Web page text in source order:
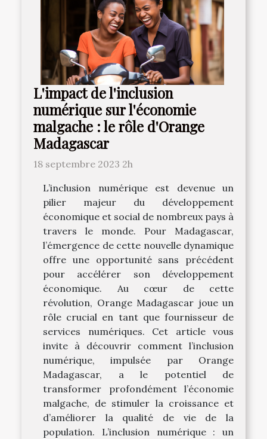
L'impact de l'inclusion
numérique sur l'économie
malgache : le rôle d'Orange
Madagascar
18 septembre 2023 2h
L’inclusion numérique est devenue un
pilier majeur du développement
économique et social de nombreux pays à
travers le monde. Pour Madagascar,
l’émergence de cette nouvelle dynamique
offre une opportunité sans précédent
pour accélérer son développement
économique. Au cœur de cette
révolution, Orange Madagascar joue un
rôle crucial en tant que fournisseur de
services numériques. Cet article vous
invite à découvrir comment l’inclusion
numérique, impulsée par Orange
Madagascar, a le potentiel de
transformer profondément l’économie
malgache, de stimuler la croissance et
d’améliorer la qualité de vie de la
population. L’inclusion numérique : un